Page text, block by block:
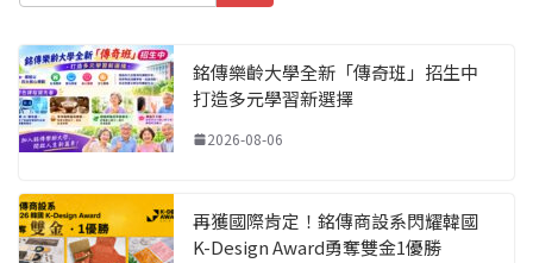
銘傳樂齡大學全新「傳奇班」招生中
打造多元學習新選擇
2026-08-06
再獲國際肯定！銘傳商設系閃耀韓國
K-Design Award勇奪雙金1優勝